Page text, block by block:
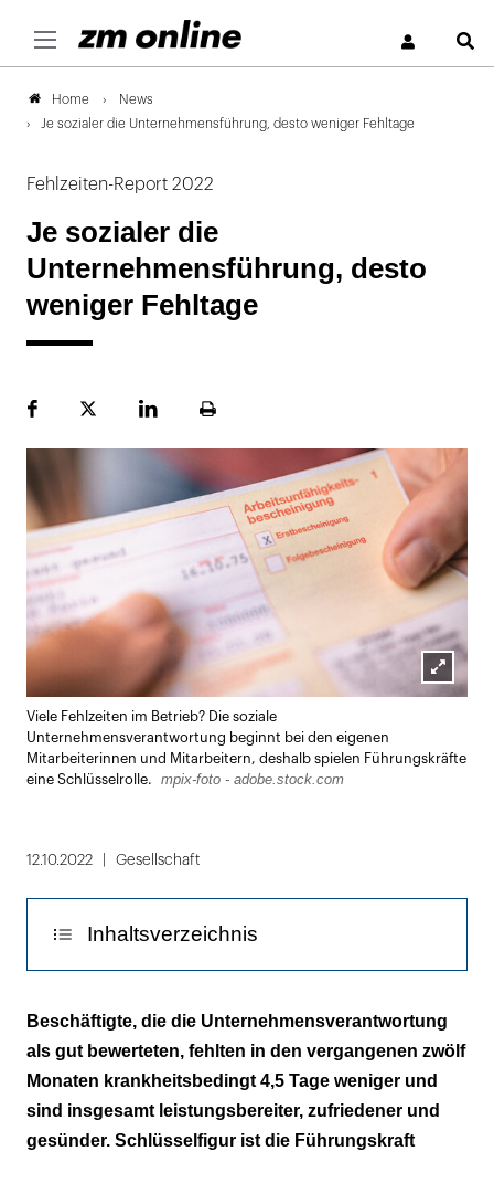
Home
News
Je sozialer die Unternehmensführung, desto weniger Fehltage
Fehlzeiten-Report 2022
Je sozialer die
Unternehmensführung, desto
weniger Fehltage
FacebookPlattformLinekdInSeite
Lightbox
Viele Fehlzeiten im Betrieb? Die soziale
Unternehmensverantwortung beginnt bei den eigenen
Mitarbeiterinnen und Mitarbeitern, deshalb spielen Führungskräfte
eine Schlüsselrolle.
mpix-foto - adobe.stock.com
12.10.2022 Gesellschaft
Inhaltsverzeichnis
Weniger Erschöpfung, weniger Fehlzeiten
Schlüsselfigur ist die Führungskraft
investiert werden sollte in das
Gesundheitsmanagement
Beschäftigte, die die Unternehmensverantwortung
als gut bewerteten, fehlten in den vergangenen zwölf
Monaten krankheitsbedingt 4,5 Tage weniger und
sind insgesamt leistungsbereiter, zufriedener und
gesünder. Schlüsselfigur ist die Führungskraft